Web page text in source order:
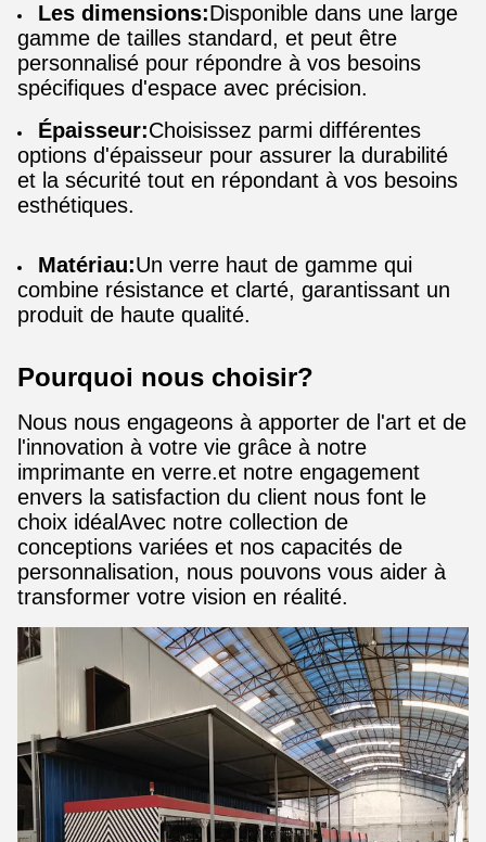
Les dimensions:Disponible dans une large
gamme de tailles standard, et peut être
personnalisé pour répondre à vos besoins
spécifiques d'espace avec précision.
Épaisseur:Choisissez parmi différentes
options d'épaisseur pour assurer la durabilité
et la sécurité tout en répondant à vos besoins
esthétiques.
Matériau:Un verre haut de gamme qui
combine résistance et clarté, garantissant un
produit de haute qualité.
Pourquoi nous choisir?
Nous nous engageons à apporter de l'art et de
l'innovation à votre vie grâce à notre
imprimante en verre.et notre engagement
envers la satisfaction du client nous font le
choix idéalAvec notre collection de
conceptions variées et nos capacités de
personnalisation, nous pouvons vous aider à
transformer votre vision en réalité.